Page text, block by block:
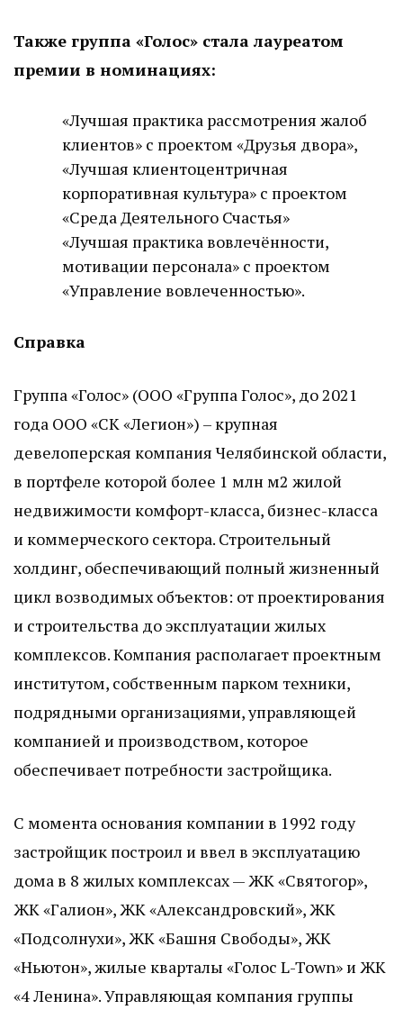
Также группа «Голос» стала лауреатом
премии в номинациях:
«Лучшая практика рассмотрения жалоб
клиентов» с проектом «Друзья двора»,
«Лучшая клиентоцентричная
корпоративная культура» с проектом
«Среда Деятельного Счастья»
«Лучшая практика вовлечённости,
мотивации персонала» с проектом
«Управление вовлеченностью».
Справка
Группа «Голос» (ООО «Группа Голос», до 2021
года ООО «СК «Легион») – крупная
девелоперская компания Челябинской области,
в портфеле которой более 1 млн м2 жилой
недвижимости комфорт-класса, бизнес-класса
и коммерческого сектора. Строительный
холдинг, обеспечивающий полный жизненный
цикл возводимых объектов: от проектирования
и строительства до эксплуатации жилых
комплексов. Компания располагает проектным
институтом, собственным парком техники,
подрядными организациями, управляющей
компанией и производством, которое
обеспечивает потребности застройщика.
С момента основания компании в 1992 году
застройщик построил и ввел в эксплуатацию
дома в 8 жилых комплексах — ЖК «Святогор»,
ЖК «Галион», ЖК «Александровский», ЖК
«Подсолнухи», ЖК «Башня Свободы», ЖК
«Ньютон», жилые кварталы «Голос L-Town» и ЖК
«4 Ленина». Управляющая компания группы